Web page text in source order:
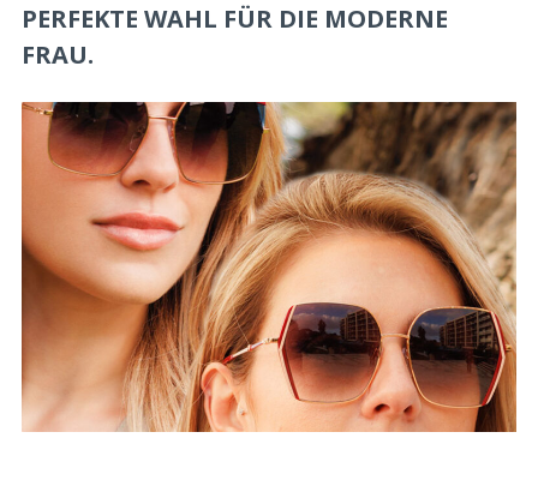
PERFEKTE WAHL FÜR DIE MODERNE
FRAU.